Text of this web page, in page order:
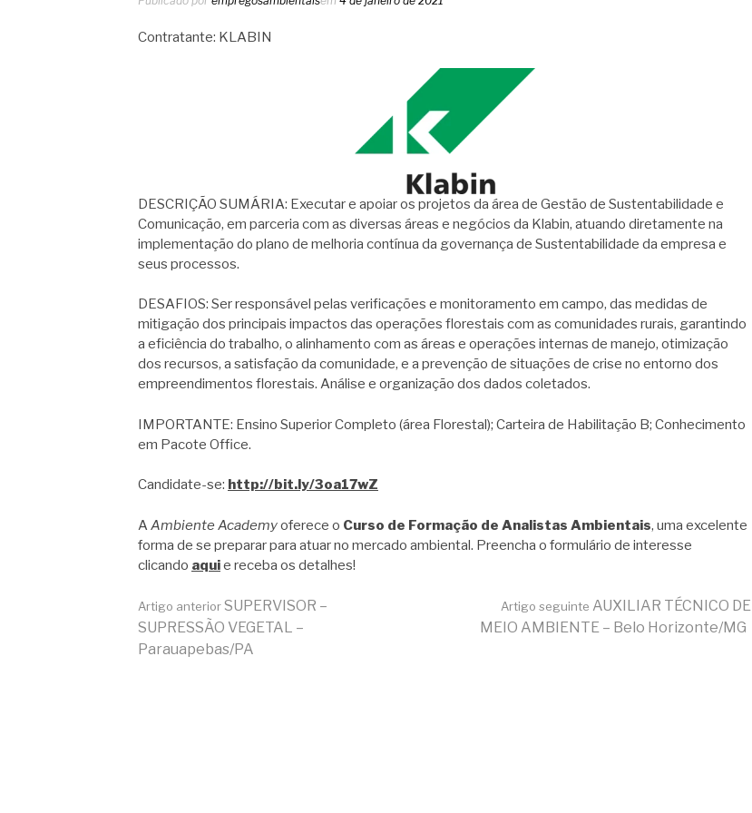
Contratante: KLABIN
DESCRIÇÃO SUMÁRIA: Executar e apoiar os projetos da área de Gestão de Sustentabilidade e
Comunicação, em parceria com as diversas áreas e negócios da Klabin, atuando diretamente na
implementação do plano de melhoria contínua da governança de Sustentabilidade da empresa e
seus processos.
DESAFIOS: Ser responsável pelas verificações e monitoramento em campo, das medidas de
mitigação dos principais impactos das operações florestais com as comunidades rurais, garantindo
a eficiência do trabalho, o alinhamento com as áreas e operações internas de manejo, otimização
dos recursos, a satisfação da comunidade, e a prevenção de situações de crise no entorno dos
empreendimentos florestais. Análise e organização dos dados coletados.
IMPORTANTE: Ensino Superior Completo (área Florestal); Carteira de Habilitação B; Conhecimento
em Pacote Office.
Candidate-se: http://bit.ly/3oa17wZ
AAmbiente Academyoferece o Curso de Formação de Analistas Ambientais, uma excelente
forma de se preparar para atuar no mercado ambiental. Preencha o formulário de interesse
clicando aquie receba os detalhes!
Continue
Artigo anteriorSUPERVISOR –
SUPRESSÃO VEGETAL –
Parauapebas/PA
Artigo seguinte AUXILIAR TÉCNICO DE
MEIO AMBIENTE – Belo Horizonte/MG